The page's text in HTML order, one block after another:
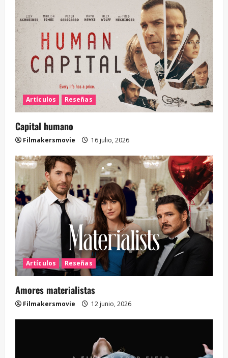
Artículos Reseñas
Capital humano
Filmakersmovie 16 julio, 2026
Artículos Reseñas
Amores materialistas
Filmakersmovie 12 junio, 2026